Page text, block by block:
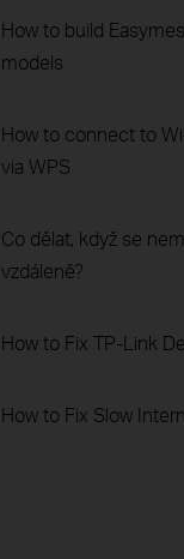
How to build
models
How to connect to
via WPS
Co dělat, když se
vzdáleně?
How to Fix TP-Link
How to Fix Slow